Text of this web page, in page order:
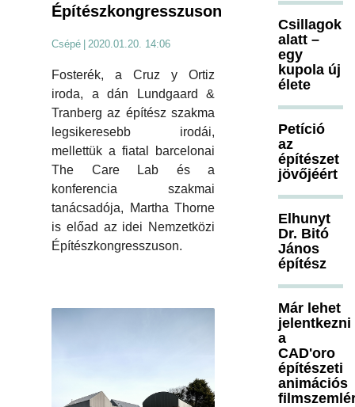
Építészkongresszuson
Csépé 2020.01.20. 14:06
Fosterék, a Cruz y Ortiz
iroda, a dán Lundgaard &
Tranberg az építész szakma
legsikeresebb irodái,
mellettük a fiatal barcelonai
The Care Lab és a
konferencia szakmai
tanácsadója, Martha Thorne
is előad az idei Nemzetközi
Építészkongresszuson.
Csillagok
alatt –
egy
kupola új
élete
Petíció
az
építészet
jövőjéért
Elhunyt
Dr. Bitó
János
építész
Már lehet
jelentkezni
a
CAD'oro
építészeti
animációs